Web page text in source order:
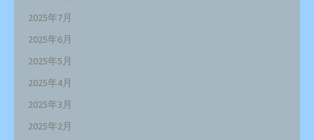
2025年7月
2025年6月
2025年5月
2025年4月
2025年3月
2025年2月